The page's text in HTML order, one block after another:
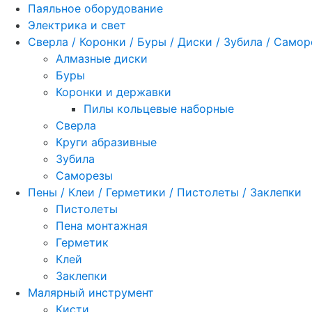
Паяльное оборудование
Электрика и свет
Сверла / Коронки / Буры / Диски / Зубила /
Алмазные диски
Буры
Коронки и державки
Пилы кольцевые наборные
Сверла
Круги абразивные
Зубила
Саморезы
Пены / Клеи / Герметики / Пистолеты / Заклепки
Пистолеты
Пена монтажная
Герметик
Клей
Заклепки
Малярный инструмент
Кисти